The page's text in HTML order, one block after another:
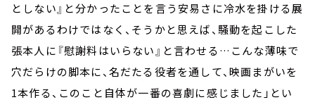
としない』と分かったことを言う安易さに冷水を掛ける展
開があるわけではなく、そうかと思えば、騒動を起こした
張本人に『慰謝料はいらない』と言わせる…こんな薄味で
穴だらけの脚本に、名だたる役者を通して、映画まがいを
1本作る、このこと自体が一番の喜劇に感じました」とい